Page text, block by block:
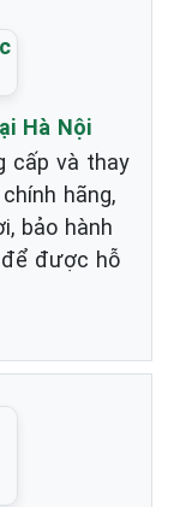
Hà Nội
cấp và thay
hãng,
bảo hành
được hỗ